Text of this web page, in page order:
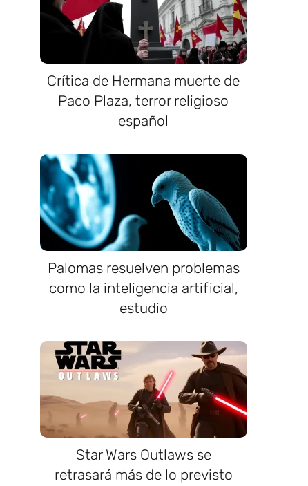
Crítica de Hermana muerte de
Paco Plaza, terror religioso
español
Palomas resuelven problemas
como la inteligencia artificial,
estudio
Star Wars Outlaws se
retrasará más de lo previsto